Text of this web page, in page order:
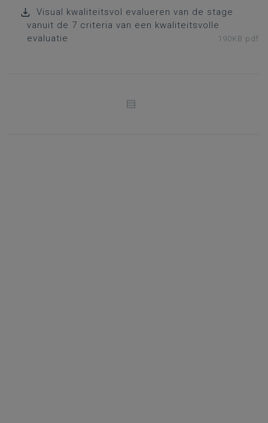
Visual kwaliteitsvol evalueren van de stage
vanuit de 7 criteria van een kwaliteitsvolle
evaluatie
190KB pdf